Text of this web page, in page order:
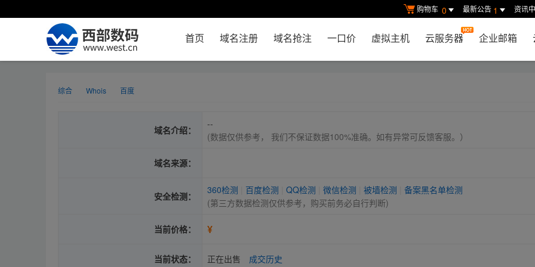
购物车 0 最新公告 1 资讯
首页 域名注册 域名抢注 一口价 虚拟主机 云服务器 企业邮箱
综合 Whois 百度
域名介绍：
--
(数据仅供参考， 我们不保证数据100%准确。如有异常可反馈客服。）
域名来源：
安全检测：
360检测 百度检测 QQ检测 微信检测 被墙检测
备案黑名单检测
(第三方数据检测仅供参考，购买前务必自行判断)
当前价格： ¥
当前状态： 正在出售 成交历史